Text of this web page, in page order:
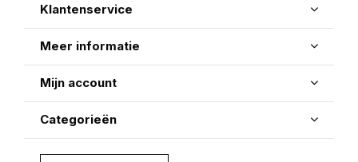
Klantenservice
Meer informatie
Mijn account
Categorieën